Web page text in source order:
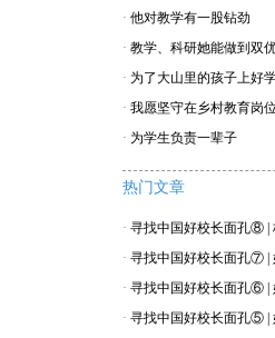
· 他对教学有一股钻劲
· 教学、科研她能做到双
· 为了大山里的孩子上好
· 我愿坚守在乡村教育岗位
· 为学生负责一辈子
热门文章
· 寻找中国好校长面孔⑧ |
· 寻找中国好校长面孔⑦ |
· 寻找中国好校长面孔⑥ |
· 寻找中国好校长面孔⑤ |